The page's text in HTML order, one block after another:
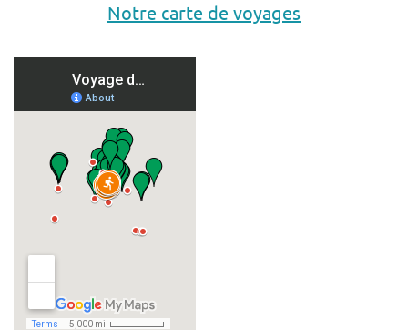
Notre carte de voyages